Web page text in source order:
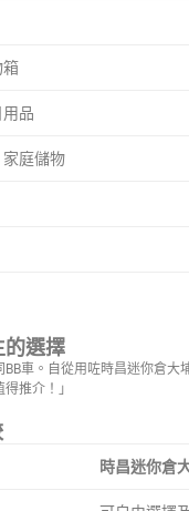
箱
品
庭儲物
的選擇
BB車。自從用咗時昌迷你倉
推介！」
時昌迷你倉